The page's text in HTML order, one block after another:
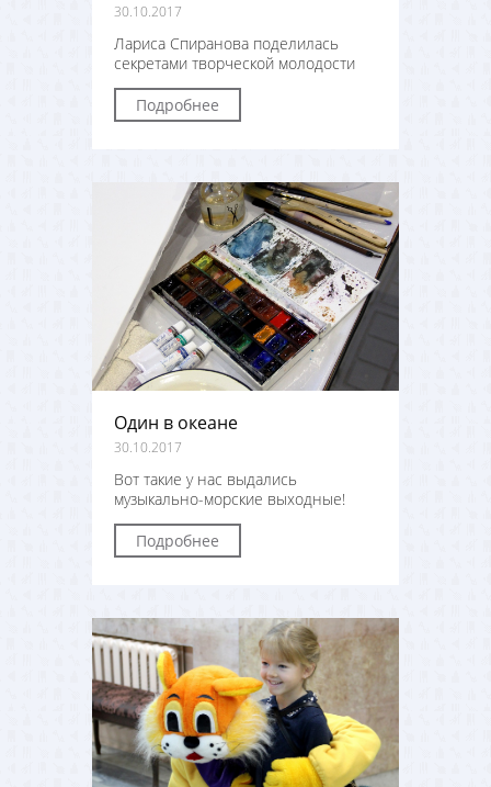
30.10.2017
Лариса Спиранова поделилась
секретами творческой молодости
Подробнее
Один в океане
30.10.2017
Вот такие у нас выдались
музыкально-морские выходные!
Подробнее